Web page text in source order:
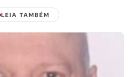
LEIA TAMBÉM